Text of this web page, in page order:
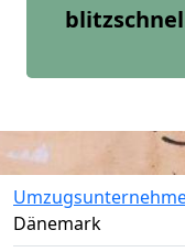
Dänemark